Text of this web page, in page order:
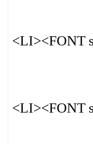
<LI><FONT
<LI><FONT